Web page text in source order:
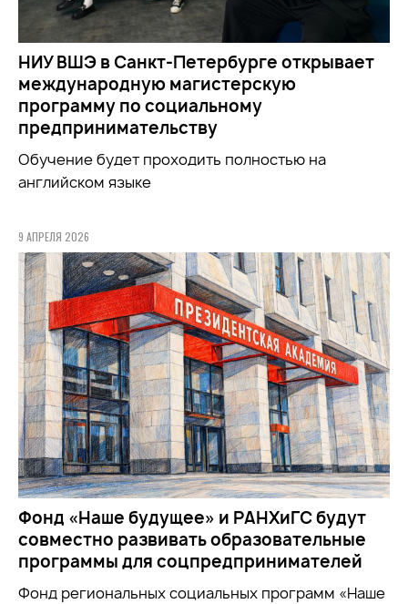
НИУ ВШЭ в Санкт-Петербурге открывает
международную магистерскую
программу по социальному
предпринимательству
Обучение будет проходить полностью на
английском языке
9 АПРЕЛЯ 2026
Фонд «Наше будущее» и РАНХиГС будут
совместно развивать образовательные
программы для соцпредпринимателей
Фонд региональных социальных программ «Наше